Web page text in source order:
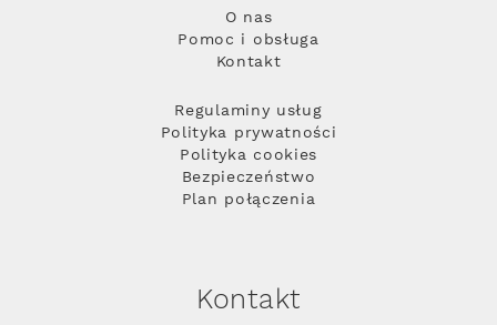
O nas
Pomoc i obsługa
Kontakt
Regulaminy usług
Polityka prywatności
Polityka cookies
Bezpieczeństwo
Plan połączenia
Kontakt